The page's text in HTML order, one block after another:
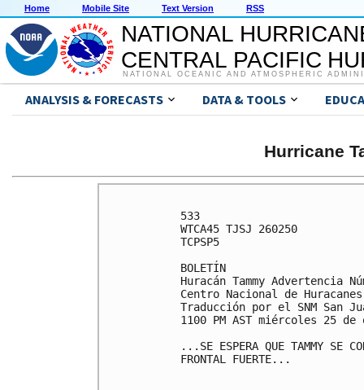
Home Mobile Site Text Version RSS
NATIONAL
CENTRAL PACIFIC
NATIONAL OCEANIC AND ATMOSPHERIC
ANALYSIS & FORECASTS DATA & TOOLS
Hurricane
533
WTCA45 TJSJ 260250
TCPSP5
BOLETÍN
Huracán Tammy Advertencia
Centro Nacional de
Traducción por el SNM San
1100 PM AST miércoles 25
...SE ESPERA QUE TAMMY SE
FRONTAL FUERTE...